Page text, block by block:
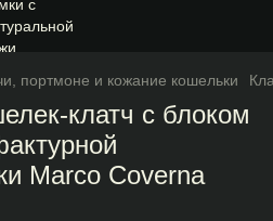
портмоне и кожание кошельки
клатч с блоком
Marco Coverna